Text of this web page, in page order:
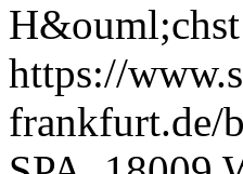
H&ouml;chst
https://
frankfurt.de/